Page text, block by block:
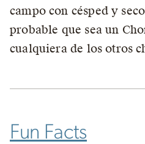
campo con césped y
probable que sea un
cualquiera de los otros
Fun Facts